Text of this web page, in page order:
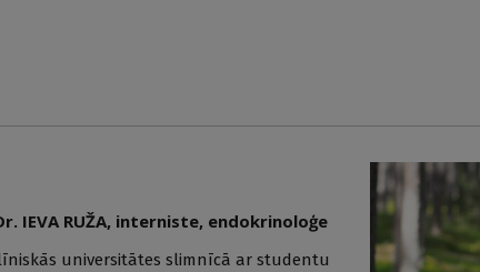
IEVA RUŽA, interniste, endokrinoloģe
universitātes slimnīcā ar studentu